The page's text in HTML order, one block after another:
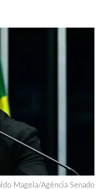
Magela/Agência Senado